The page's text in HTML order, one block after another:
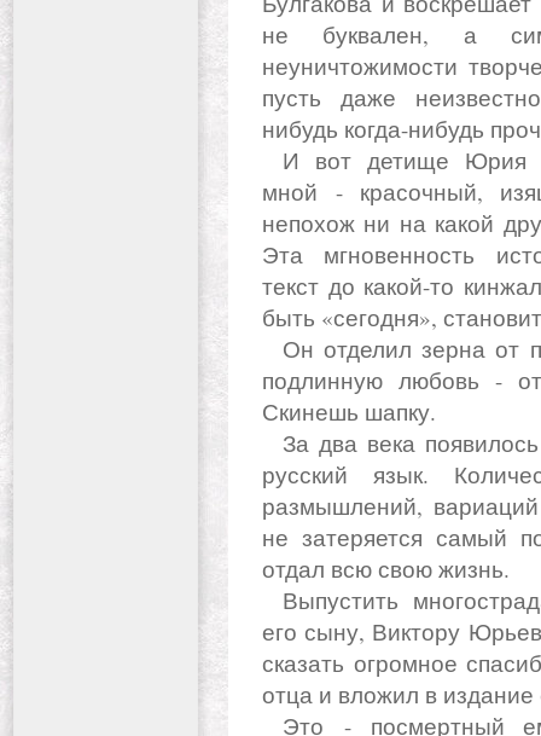
не буквален, а
неуничтожимости
пусть даже
нибудь когда-нибудь
И вот детище Юрия Викторовича Подлипчука передо
мной - красочный,
непохож ни на какой
Эта мгновенность
текст до какой-то
быть «сегодня»,
Он отделил зерна от плевел, сиюминутное - от вечного,
подлинную любовь -
Скинешь шапку.
За два века появилось около ста переводов «Слова» на
русский язык.
размышлений,
не затеряется самый
отдал всю свою жизнь.
Выпустить многострадальную книгу удалось благодаря
его сыну, Виктору
сказать огромное
отца и вложил в
Это - посмертный ему памятник. А вслед за этим